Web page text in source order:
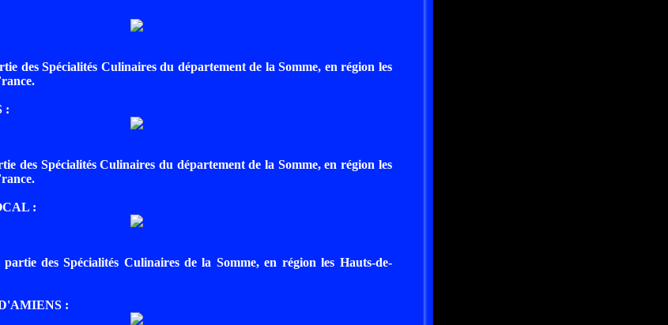
des Spécialités Culinaires du département de la Somme, en région les
:
des Spécialités Culinaires du département de la Somme, en région les
:
des Spécialités Culinaires de la Somme, en région les Hauts-de-
: